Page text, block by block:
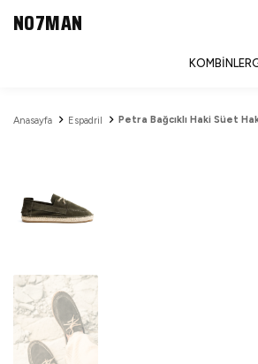
NO7MAN
KOMBINLER
Anasayfa Espadril Petra Bağcıklı Haki Süet